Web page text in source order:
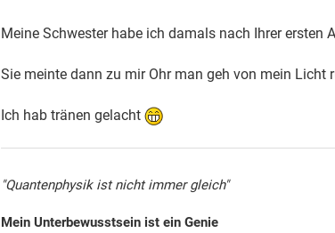
Meine Schwester habe ich damals nach Ihrer ersten
Sie meinte dann zu mir Ohr man geh von mein Licht
Ich hab tränen gelacht
"Quantenphysik ist nicht immer gleich"
Mein Unterbewusstsein ist ein Genie